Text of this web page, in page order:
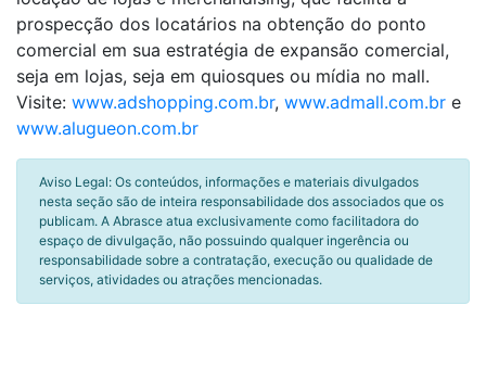
prospecção dos locatários na obtenção do ponto
comercial em sua estratégia de expansão comercial,
seja em lojas, seja em quiosques ou mídia no mall.
Visite: www.adshopping.com.br, www.admall.com.br e
www.alugueon.com.br
Aviso Legal: Os conteúdos, informações e materiais divulgados
nesta seção são de inteira responsabilidade dos associados que os
publicam. A Abrasce atua exclusivamente como facilitadora do
espaço de divulgação, não possuindo qualquer ingerência ou
responsabilidade sobre a contratação, execução ou qualidade de
serviços, atividades ou atrações mencionadas.